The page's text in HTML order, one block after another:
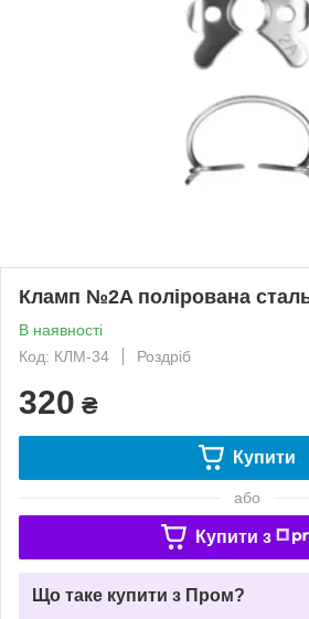
Кламп №2A полірована
В наявності
Код: КЛМ-34
Роздріб
320 ₴
Купити
або
Купити з
Що таке купити з Пром?